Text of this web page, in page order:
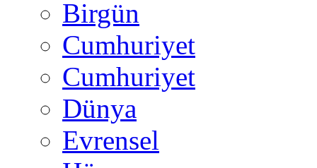
Birgün
Cumhuriyet
Cumhuriyet
Dünya
Evrensel